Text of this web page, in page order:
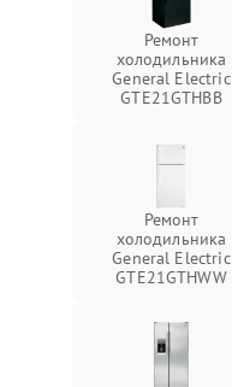
Ремонт
холодильника
General Electric
GTE21GTHBB
Ремонт
холодильника
General Electric
GTE21GTHWW